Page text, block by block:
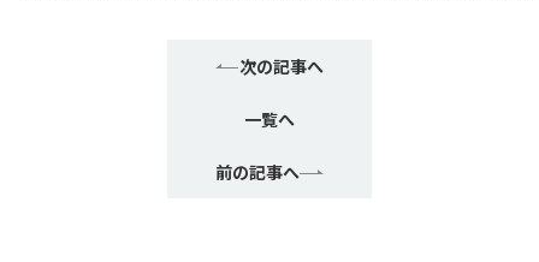
次の記事へ
一覧へ
前の記事へ